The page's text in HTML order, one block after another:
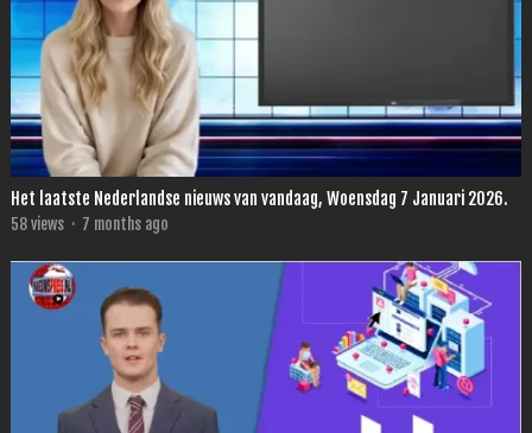
Het laatste Nederlandse nieuws van vandaag, Woensdag 7 Januari 2026.
58views · 7 months ago